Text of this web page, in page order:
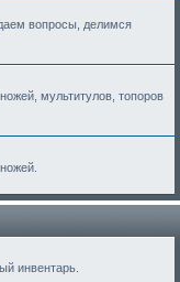
вопросы, делимся
мультитулов, топоров
инвентарь.